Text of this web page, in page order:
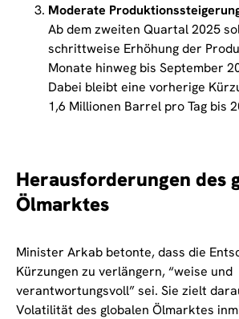
Moderate
Ab dem zweiten Quartal 2025
schrittweise Erhöhung der
Monate hinweg bis September
Dabei bleibt eine vorherige
1,6 Millionen Barrel pro Tag bis
Herausforderungen des
Ölmarktes
Minister Arkab betonte, dass die
Kürzungen zu verlängern, “weise und
verantwortungsvoll” sei. Sie zielt
Volatilität des globalen Ölmarktes